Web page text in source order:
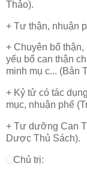
Thảo).
+ Tư thận, nhuận
+ Chuyên bổ
yếu bổ can thận
minh mụ c... (Bản
+ Kỷ tử có tác
mục, nhuận phế
+ Tư dưỡng Can
Dược Thủ Sách).
Chủ trị: